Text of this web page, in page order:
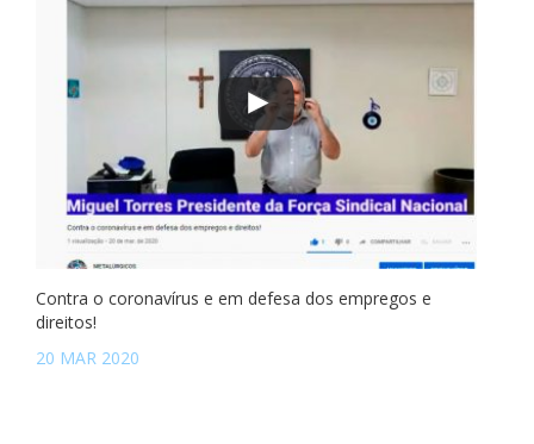
Contra o coronavírus e em defesa dos empregos e
direitos!
20 MAR 2020